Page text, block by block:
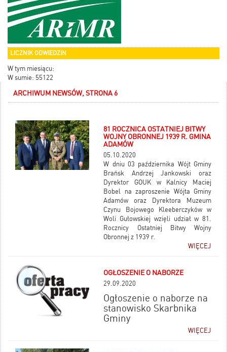
LICZNIK ODWIEDZIN
W tym miesiącu:
W sumie: 55122
ARCHIWUM NEWSÓW, STRONA 6
81 ROCZNICA OSTATNIEJ BITWY
WOJNY OBRONNEJ 1939 R. GMINA
ADAMÓW
05.10.2020
W dniu 03 października Wójt Gminy
Brańsk Andrzej Jankowski oraz
Dyrektor GOUK w Kalnicy Maciej
Bobel na zaproszenie Wójta Gminy
Adamów oraz Dyrektora Muzeum
Czynu Bojowego Kleeberczyków w
Woli Gułowskiej wzięli udział w 81.
Rocznicy Ostatniej Bitwy Wojny
Obronnej z 1939 r.
WIĘCEJ
OGŁOSZENIE O NABORZE
29.09.2020
Ogłoszenie o naborze na
stanowisko Skarbnika
Gminy
WIĘCEJ